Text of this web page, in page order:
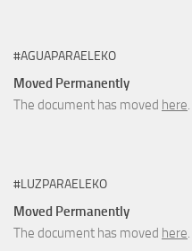
#AGUAPARAELEKO
Moved Permanently
The document has moved here.
#LUZPARAELEKO
Moved Permanently
The document has moved here.